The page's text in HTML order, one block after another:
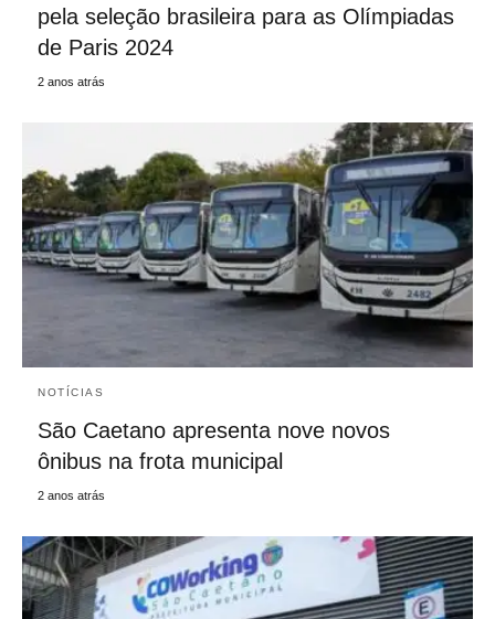
pela seleção brasileira para as Olímpiadas
de Paris 2024
2 anos atrás
NOTÍCIAS
São Caetano apresenta nove novos
ônibus na frota municipal
2 anos atrás